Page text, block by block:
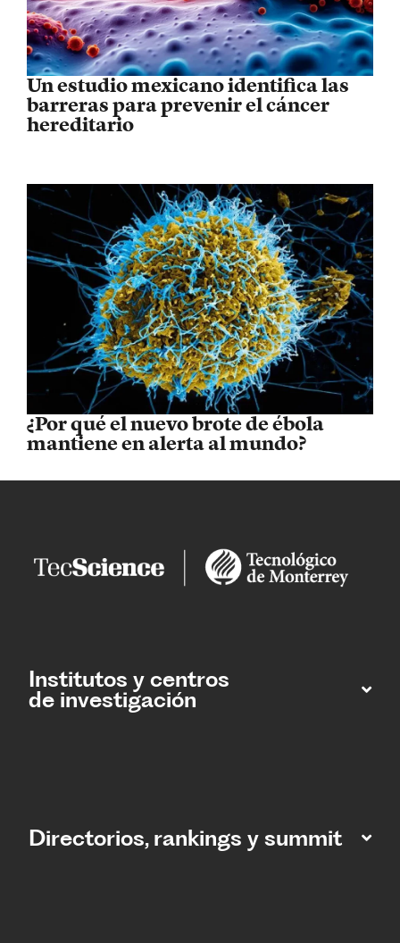
Un estudio mexicano identifica las
barreras para prevenir el cáncer
hereditario
¿Por qué el nuevo brote de ébola
mantiene en alerta al mundo?
Institutos y centros
de investigación
Directorios, rankings y summit